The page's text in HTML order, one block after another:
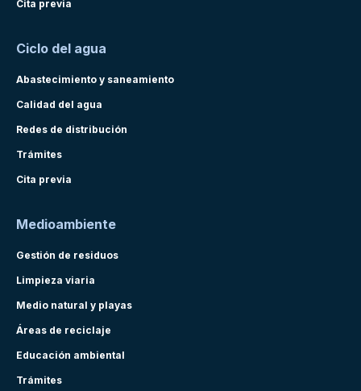
Cita previa
Ciclo del agua
Abastecimiento y saneamiento
Calidad del agua
Redes de distribución
Trámites
Cita previa
Medioambiente
Gestión de residuos
Limpieza viaria
Medio natural y playas
Áreas de reciclaje
Educación ambiental
Trámites